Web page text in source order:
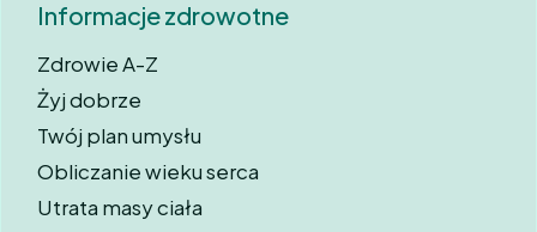
Informacje zdrowotne
Zdrowie A-Z
Żyj dobrze
Twój plan umysłu
Obliczanie wieku serca
Utrata masy ciała